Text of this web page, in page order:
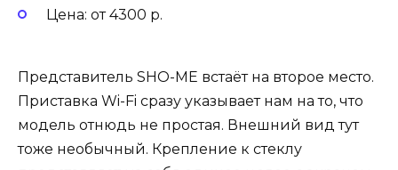
Цена: от 4300 р.
Представитель SHO-ME встаёт на второе место.
Приставка Wi-Fi сразу указывает нам на то, что
модель отнюдь не простая. Внешний вид тут
тоже необычный. Крепление к стеклу